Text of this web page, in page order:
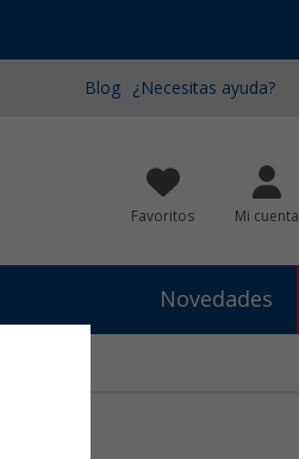
Blog ¿Necesitas ayuda?
Favoritos Mi cuenta
Novedades